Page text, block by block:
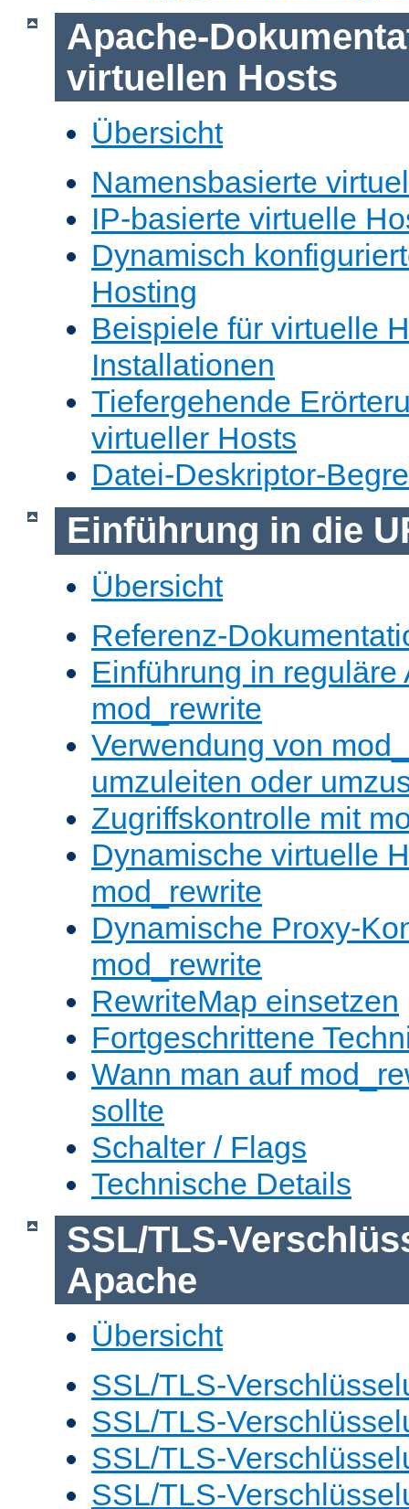
Apache-
virtuellen Hosts
Übersicht
Namensbasierte
IP-basierte virtuelle
Dynamisch
Hosting
Beispiele für virtuelle
Installationen
Tiefergehende
virtueller Hosts
Datei-Deskriptor-
Einführung in die
Übersicht
Referenz-
Einführung in reguläre
mod_rewrite
Verwendung von
umzuleiten oder
Zugriffskontrolle mit
Dynamische virtuelle
mod_rewrite
Dynamische Proxy-
mod_rewrite
RewriteMap einsetzen
Fortgeschrittene
Wann man auf
sollte
Schalter / Flags
Technische Details
SSL/TLS-
Apache
Übersicht
SSL/TLS-
SSL/TLS-
SSL/TLS-
SSL/TLS-